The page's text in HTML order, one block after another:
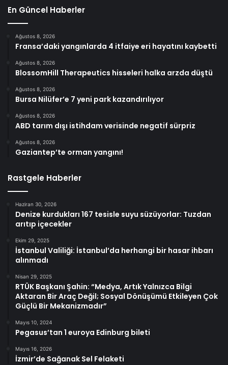
En Güncel Haberler
Ağustos 8, 2026
Fransa’daki yangınlarda 4 itfaiye eri hayatını kaybetti
Ağustos 8, 2026
BlossomHill Therapeutics hisseleri halka arzda düştü
Ağustos 8, 2026
Bursa Nilüfer’e 7 yeni park kazandırılıyor
Ağustos 8, 2026
ABD tarım dışı istihdam verisinde negatif sürpriz
Ağustos 8, 2026
Gaziantep’te orman yangını!
Rastgele Haberler
Haziran 30, 2026
Denize kurdukları 167 tesisle suyu süzüyorlar: Tuzdan
arıtıp içecekler
Ekim 29, 2025
İstanbul Valiliği: İstanbul’da herhangi bir hasar ihbarı
alınmadı
Nisan 29, 2025
RTÜK Başkanı Şahin: “Medya, Artık Yalnızca Bilgi
Aktaran Bir Araç Değil; Sosyal Dönüşümü Etkileyen Çok
Güçlü Bir Mekanizmadır”
Mayıs 10, 2024
Pegasus’tan 1 euroya Edinburg bileti
Mayıs 16, 2026
İzmir’de Sağanak Sel Felaketi